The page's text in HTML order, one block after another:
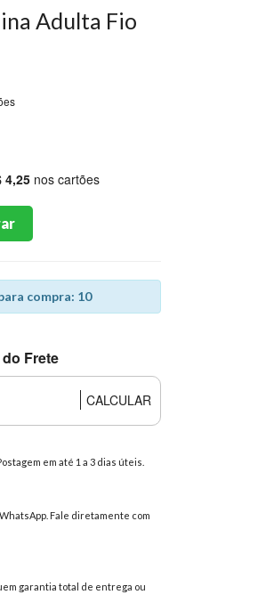
Adulta Fio
4,25nos cartões
compra: 10
Frete
CALCULAR
em até 1 a 3 dias úteis.
Fale diretamente com
garantia total de entrega ou